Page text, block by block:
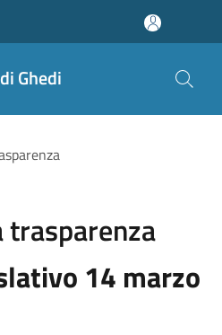
Ghedi
trasparenza
14 marzo